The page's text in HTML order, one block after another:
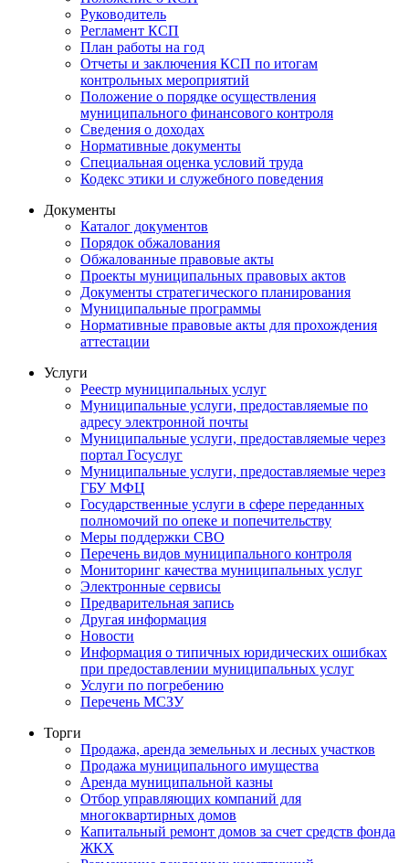
Руководитель
Регламент КСП
План работы на год
Отчеты и заключения КСП по итогам
контрольных мероприятий
Положение о порядке осуществления
муниципального финансового контроля
Сведения о доходах
Нормативные документы
Специальная оценка условий труда
Кодекс этики и служебного поведения
Документы
Каталог документов
Порядок обжалования
Обжалованные правовые акты
Проекты муниципальных правовых актов
Документы стратегического планирования
Муниципальные программы
Нормативные правовые акты для прохождения
аттестации
Услуги
Реестр муниципальных услуг
Муниципальные услуги, предоставляемые по
адресу электронной почты
Муниципальные услуги, предоставляемые через
портал Госуслуг
Муниципальные услуги, предоставляемые через
ГБУ МФЦ
Государственные услуги в сфере переданных
полномочий по опеке и попечительству
Меры поддержки СВО
Перечень видов муниципального контроля
Мониторинг качества муниципальных услуг
Электронные сервисы
Предварительная запись
Другая информация
Новости
Информация о типичных юридических ошибках
при предоставлении муниципальных услуг
Услуги по погребению
Перечень МСЗУ
Торги
Продажа, аренда земельных и лесных участков
Продажа муниципального имущества
Аренда муниципальной казны
Отбор управляющих компаний для
многоквартирных домов
Капитальный ремонт домов за счет средств фонда
ЖКХ